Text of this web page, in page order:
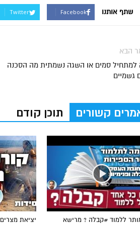
שתף אותנו Facebook
Twitter
הבא
למתחיל סמים או השגה נשמתית מה הסכנה
גשמיים
קשורים תוכן קודם
יציאת מצרים
ללמוד #קבלה ? מרישא